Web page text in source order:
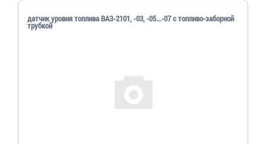
датчик уровня топлива ВАЗ-2101, -03, -05...-07 с топливо-заборной
трубкой